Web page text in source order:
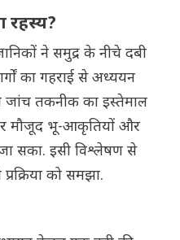
रहस्य?
ने समुद्र के नीचे दबी
का गहराई से अध्ययन
तकनीक का इस्तेमाल
मौजूद भू-आकृतियों और
जा सका. इसी विश्लेषण से
को समझा.